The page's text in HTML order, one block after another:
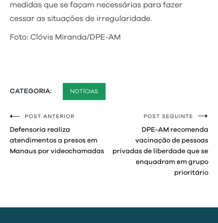
medidas que se façam necessárias para fazer
cessar as situações de irregularidade.
Foto: Clóvis Miranda/DPE-AM
CATEGORIA: NOTÍCIAS
Navegação
de
Post
POST ANTERIOR
Defensoria realiza
atendimentos a presos em
Manaus por videochamadas
POST SEGUINTE
DPE-AM recomenda
vacinação de pessoas
privadas de liberdade que se
enquadram em grupo
prioritário